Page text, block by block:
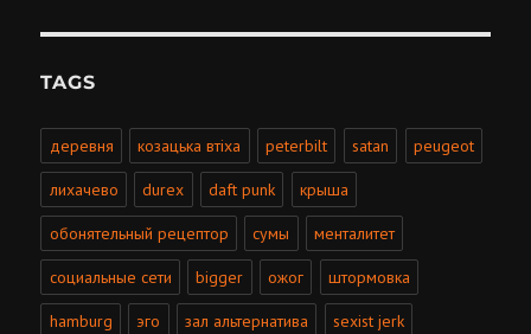
TAGS
деревня козацька втiха peterbilt satan peugeot
лихачево durex daft punk крыша
обонятельный рецептор сумы менталитет
социальные сети bigger ожог штормовка
hamburg эго зал альтернатива sexist jerk